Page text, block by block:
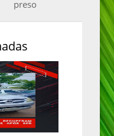
preso